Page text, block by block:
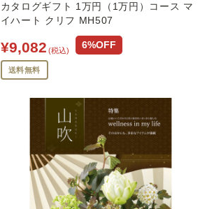
カタログギフト 1万円（1万円）コース マ
イハート クリフ MH507
¥9,082 (税込) 6%OFF
送料無料